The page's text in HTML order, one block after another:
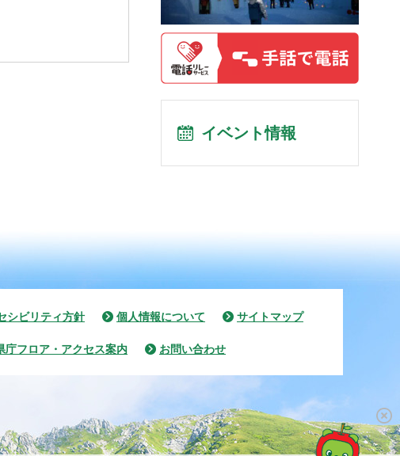
イベント情報
シビリティ方針 個人情報について サイトマップ
庁フロア・アクセス案内 お問い合わせ